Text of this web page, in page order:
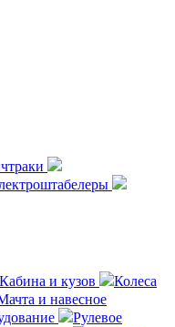
Кабина и кузов
Колеса
и навесное
Рулевое